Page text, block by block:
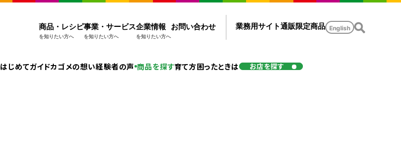
商品・レシピ
を知りたい方へ
事業・サービス
を知りたい方へ
企業情報
を知りたい方へ
お問い合わせ 業務用サイト通販限定商品 English
はじめてガイドカゴメの想い経験者の声 商品を探す育て方困ったときは お店を探す